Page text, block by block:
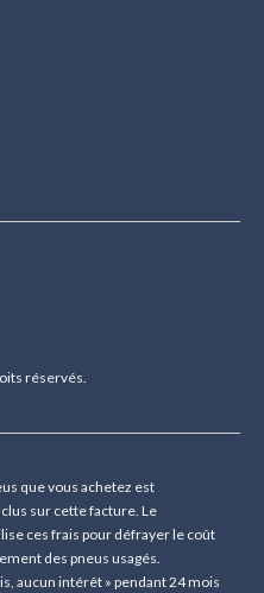
réservés.
que vous achetez est
sur cette facture. Le
ces frais pour défrayer le coût
des pneus usagés.
aucun intérêt » pendant 24 mois